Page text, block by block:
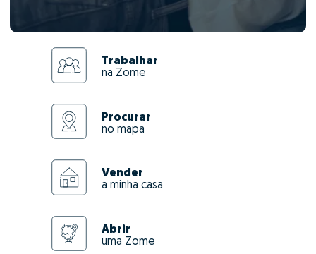
Trabalhar
na Zome
Procurar
no mapa
Vender
a minha casa
Abrir
uma Zome